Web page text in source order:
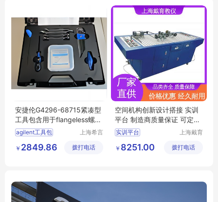
安捷伦G4296-68715紧凑型
工具包含用于flangeless螺母
的安装工具
agilent工具包
68715
紧凑型工具包
上海希言
有限公司
￥ 2849.86 拨打电话
空间机构创新设计搭接 实训
平台 制造商质量保证 可定制
学习
实训平台
机械系统空间机构创意组合实验装置
上海戴育
设备有限
￥ 8251.00 拨打电话